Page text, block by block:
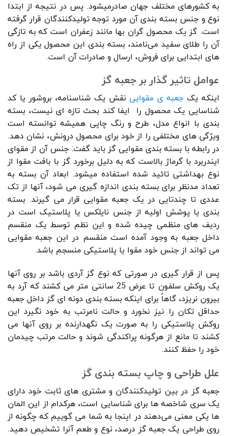
به کشورهای مختلف جهان صادرمیشود. پس در نتیجه از ابتدا
نوع و جنس بسته بندی آن مورد توجه تولیدکنندگان قرار گرفته
است. گز یک محصول گران بها مانند زعفران است که به تازگی
آن را طلای سفید می‌نامند، بسته بندی این محصول یکی از راه
های ابتدایی برای فروش، ارسال و صادرات آن است.
عوامل تاثیر گذار بر جعبه گز
اینکه یک جعبه ی مقوایی نقش یک شناسنامه، بروشور یا کد
شناسایی یک محصول را ایفا کند بحث تازه ای نیست، بسته
بندی با انواع مدل، طرح و رنگ چاپی همیشه توانسته است
ویژگی های مختلفی را از خود برای محصول درونش، نشان دهد.
در رابطه با بسته بندی مقوایی گز باید گفت: جنس آن از مقوای
ایندربرد با گرماژ بالاست که به دلیل برخورد گز با بافت مقوا از
نوع بهداشتی تائید شده استفاده می‍شود. ابعاد آن بسته به
تعداد مدنظر برای بسته بندی اندازه گیری می شود، آنها از تک
عددی تا چندتایی در یک جعبه مقوایی قرار می گیرند. بسته
بندی یا پوشش اولیه از جنس نایلکس یا پلاستیک است در
ردیف های منظمی چیده شده و این نظم توسط یک منقسم
داخل جعبه به وجود آمده است منقسم در این جعبه مقوایی
می تواند از جنس خود مقوا یا پلاستیکی منسجم باشد.
پس از قرار گیری در صورتی که نوع گز آردی باشد بر روی آنها
یک روکش سلفون تا عرض 25 سانتی متر می کشند که آرد به
بیرون نریزد، گاهاً برای اینکه بسته بندی دونه ای گز داخل جعبه
حداقل تکان را نیز نخورد و حالت نامرتب به خود نگیرد این
روکش پلاستیکی را به صورت یک نگهدارنده بر روی آنها می
کشند تا مانع از هرگونه پراکندگی شوند و حالت مرتب چیدمان
خود را حفظ کنند.
علل طراحی و چاپ بسته بندی گز
جعبه گز در بین تولیدکنندگان و مشتری های ثابت خود دارای
یک سری شاخصه ها برای شناسایی است، هرکدام از این المان
ها یکی معنی می‌دهند در اینجا به شما می گوییم که چگونه از
روی طراحی یک جعبه گز درصد، نوع و طعم آنرا تشخیص دهید.